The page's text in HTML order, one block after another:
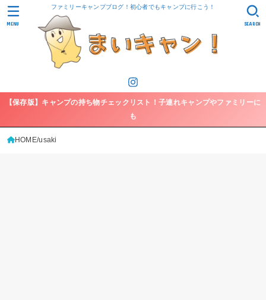
ファミリーキャンプブログ！初心者でもキャンプに行こう！
SEARCH
MENU
【保存版】キャンプの持ち物チェックリスト！子連れキャンプやファミリーに
も
HOME usaki